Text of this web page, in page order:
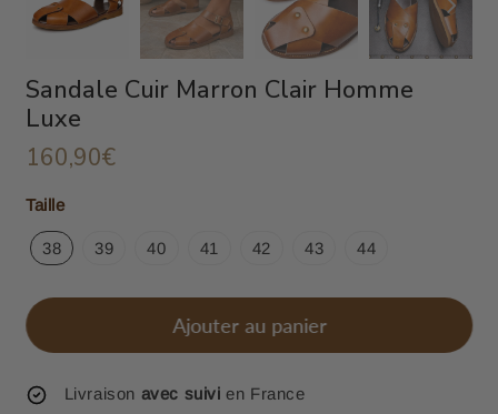
Sandale Cuir Marron Clair Homme
Luxe
160,90€
price
Taille
38 39 40 41 42 43 44
Ajouter au panier
Livraison avec suivi en France